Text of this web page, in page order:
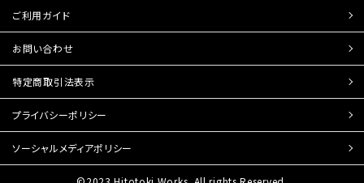
ご利用ガイド
お問い合わせ
特定商取引法表示
プライバシーポリシー
ソーシャルメディアポリシー